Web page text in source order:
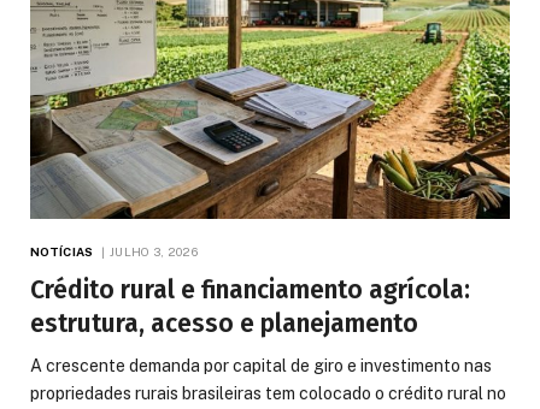
NOTÍCIAS JULHO 3, 2026
Crédito rural e financiamento agrícola:
estrutura, acesso e planejamento
A crescente demanda por capital de giro e investimento nas
propriedades rurais brasileiras tem colocado o crédito rural no